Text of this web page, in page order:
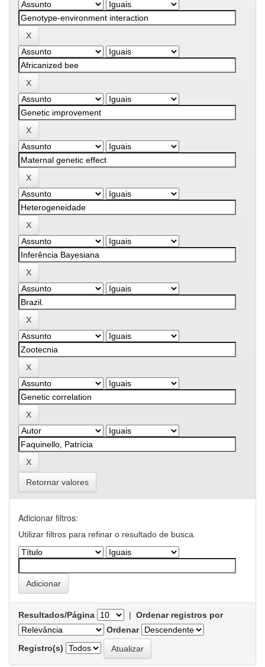
Retornar valores
Adicionar filtros:
Utilizar filtros para refinar o resultado de busca.
Resultados/Página | Ordenar registros por
Ordenar
Registro(s)